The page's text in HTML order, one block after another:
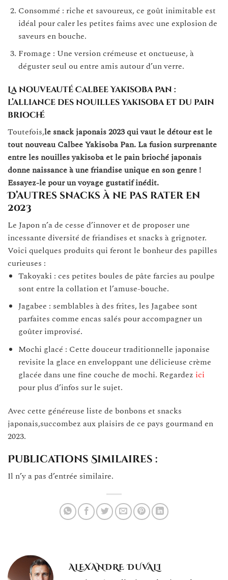
Consommé : riche et savoureux, ce goût inimitable est
idéal pour caler les petites faims avec une explosion de
saveurs en bouche.
Fromage : Une version crémeuse et onctueuse, à
déguster seul ou entre amis autour d’un verre.
La nouveauté Calbee Yakisoba Pan :
l’alliance des nouilles yakisoba et du pain
brioché
Toutefois,le snack japonais 2023 qui vaut le détour est le
tout nouveau Calbee Yakisoba Pan. La fusion surprenante
entre les nouilles yakisoba et le pain brioché japonais
donne naissance à une friandise unique en son genre !
Essayez-le pour un voyage gustatif inédit.
D’autres snacks à ne pas rater en
2023
Le Japon n’a de cesse d’innover et de proposer une
incessante diversité de friandises et snacks à grignoter.
Voici quelques produits qui feront le bonheur des papilles
curieuses :
Takoyaki : ces petites boules de pâte farcies au poulpe
sont entre la collation et l’amuse-bouche.
Jagabee : semblables à des frites, les Jagabee sont
parfaites comme encas salés pour accompagner un
goûter improvisé.
Mochi glacé : Cette douceur traditionnelle japonaise
revisite la glace en enveloppant une délicieuse crème
glacée dans une fine couche de mochi. Regardez ici
pour plus d’infos sur le sujet.
Avec cette généreuse liste de bonbons et snacks
japonais,succombez aux plaisirs de ce pays gourmand en
2023.
Publications Similaires :
Il n’y a pas d’entrée similaire.
ALEXANDRE DUVALI